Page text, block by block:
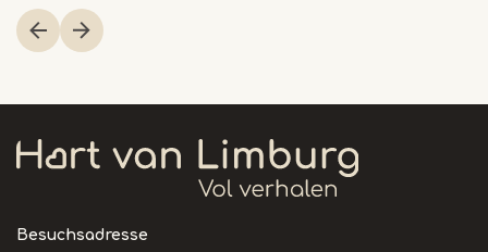
1
of
Besuchsadresse